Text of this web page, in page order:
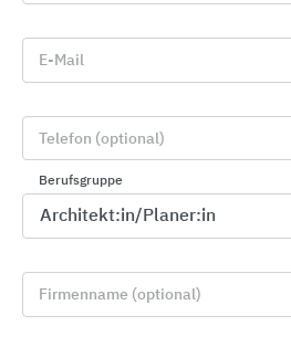
E-Mail
Telefon (optional)
Berufsgruppe
Firmenname (optional)